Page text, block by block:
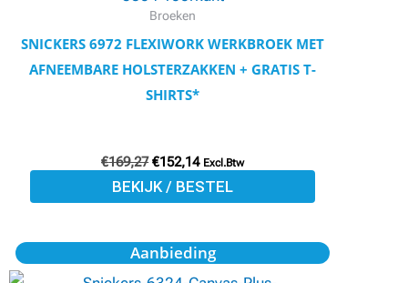
Broeken
SNICKERS 6972 FLEXIWORK WERKBROEK MET
AFNEEMBARE HOLSTERZAKKEN + GRATIS T-
SHIRTS*
€169,27 €152,14 Excl.Btw
BEKIJK / BESTEL
variaties.
Deze
optie
kan
op
de
Aanbieding
Oorspronkelijke
prijs
was:
Huidige
prijs
is:
Dit
product